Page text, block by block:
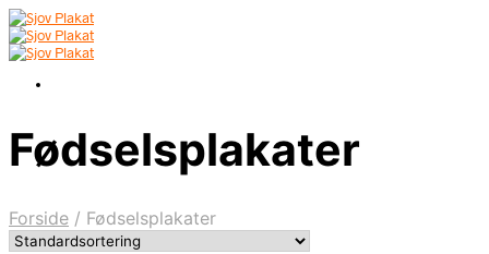
Fødselsplakater
Forside / Fødselsplakater